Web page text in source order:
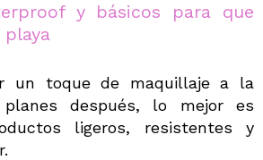
y básicos para que
un toque de maquillaje a la
después, lo mejor es
ligeros, resistentes y